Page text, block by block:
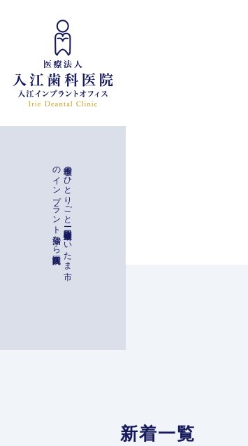
理事長の
ひ
と
り
ご
と
ー
与野駅徒歩二分
埼玉県さ
い
た
ま
市
の
イ
ン
プ
ラ
ン
ト
治療な
ら
入江歯科医院
新着一覧